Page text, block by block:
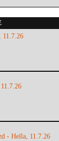
- Hella, 11.7.26